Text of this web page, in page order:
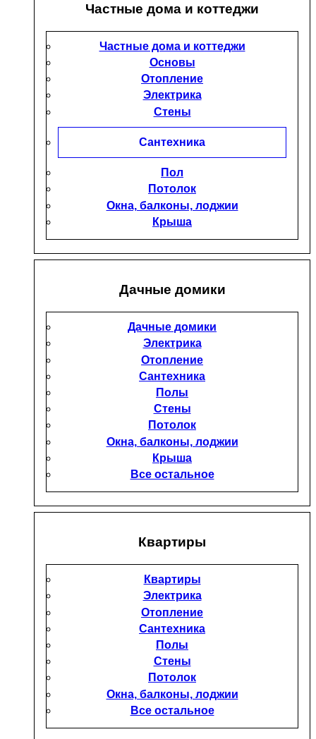
Частные дома и коттеджи
Частные дома и коттеджи
Основы
Отопление
Электрика
Стены
Сантехника
Пол
Потолок
Окна, балконы, лоджии
Крыша
Дачные домики
Дачные домики
Электрика
Отопление
Сантехника
Полы
Стены
Потолок
Окна, балконы, лоджии
Крыша
Все остальное
Квартиры
Квартиры
Электрика
Отопление
Сантехника
Полы
Стены
Потолок
Окна, балконы, лоджии
Все остальное